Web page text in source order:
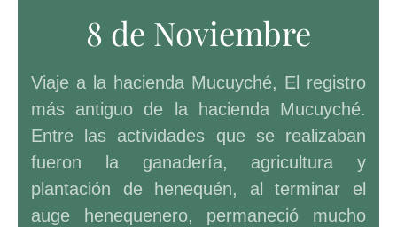
8 de Noviembre
Viaje a la hacienda Mucuyché, El registro
más antiguo de la hacienda Mucuyché.
Entre las actividades que se realizaban
fueron la ganadería, agricultura y
plantación de henequén, al terminar el
auge henequenero, permaneció mucho